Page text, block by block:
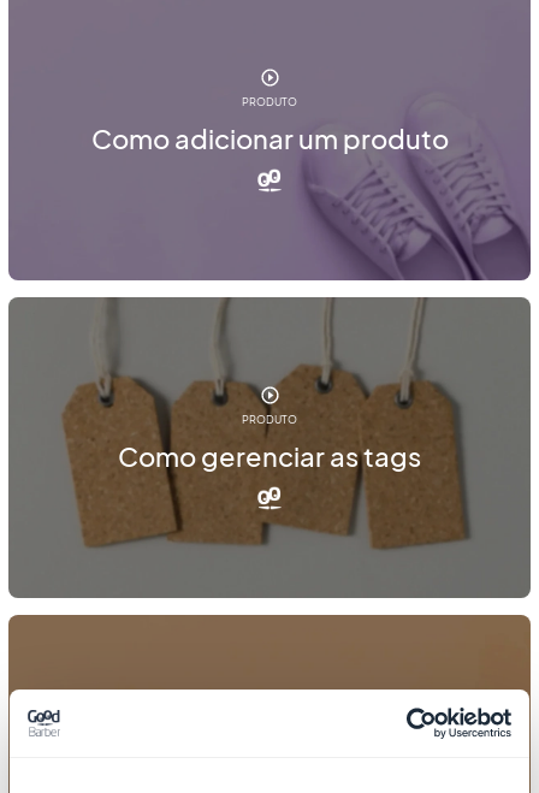
PRODUTO
Como adicionar um produto
PRODUTO
Como gerenciar as tags